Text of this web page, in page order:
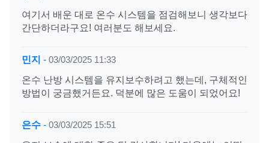
여기서 배운 대로 온수 시스템을 점검해보니 생각보다
간단하더라구요! 여러분도 해보세요.
민지 - 03/03/2025 11:33
온수 난방 시스템을 유지보수하려고 했는데, 구체적인
방법이 궁금했거든요. 덕분에 많은 도움이 되었어요!
은수 - 03/03/2025 15:51